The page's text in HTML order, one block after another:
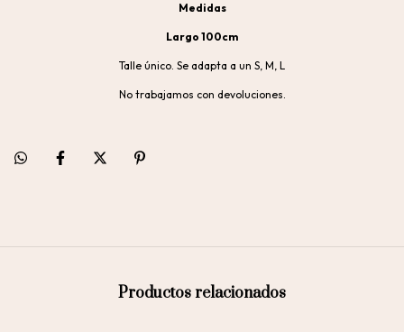
Medidas
Largo 100cm
Talle único. Se adapta a un S, M, L
No trabajamos con devoluciones.
Productos relacionados